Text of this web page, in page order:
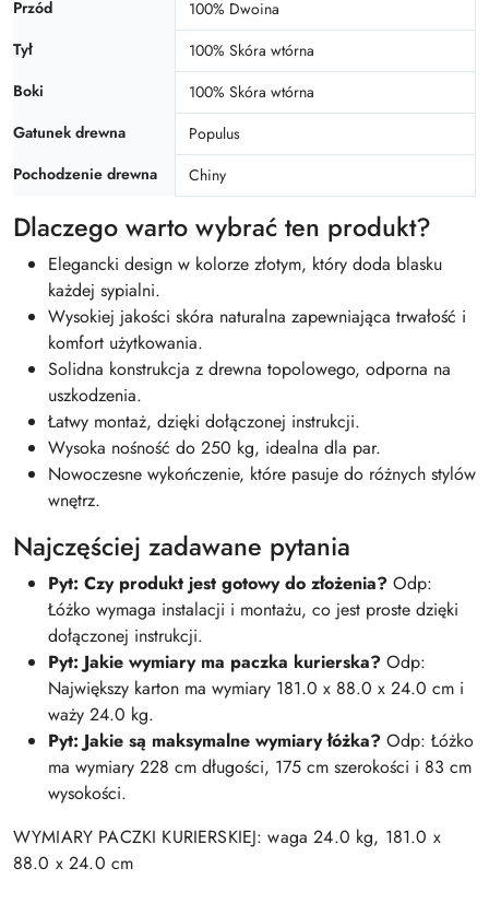
Przód
100% Dwoina
Tył
100% Skóra wtórna
Boki
100% Skóra wtórna
Gatunek drewna
Populus
Pochodzenie drewna
Chiny
Dlaczego warto wybrać ten produkt?
Elegancki design w kolorze złotym, który doda blasku
każdej sypialni.
Wysokiej jakości skóra naturalna zapewniająca trwałość i
komfort użytkowania.
Solidna konstrukcja z drewna topolowego, odporna na
uszkodzenia.
Łatwy montaż, dzięki dołączonej instrukcji.
Wysoka nośność do 250 kg, idealna dla par.
Nowoczesne wykończenie, które pasuje do różnych stylów
wnętrz.
Najczęściej zadawane pytania
Pyt: Czy produkt jest gotowy do złożenia? Odp:
Łóżko wymaga instalacji i montażu, co jest proste dzięki
dołączonej instrukcji.
Pyt: Jakie wymiary ma paczka kurierska? Odp:
Największy karton ma wymiary 181.0 x 88.0 x 24.0 cm i
waży 24.0 kg.
Pyt: Jakie są maksymalne wymiary łóżka? Odp: Łóżko
ma wymiary 228 cm długości, 175 cm szerokości i 83 cm
wysokości.
WYMIARY PACZKI KURIERSKIEJ: waga 24.0 kg, 181.0 x
88.0 x 24.0 cm